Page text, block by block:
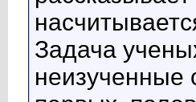
Задача
неизученные